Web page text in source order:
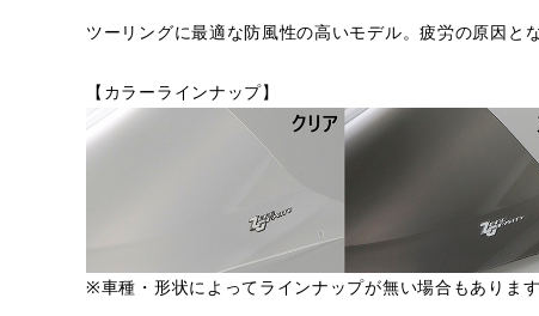
ツーリングに最適な防風性の高いモデル。疲労の原因と
【カラーラインナップ】
※車種・形状によってラインナップが無い場合もあります